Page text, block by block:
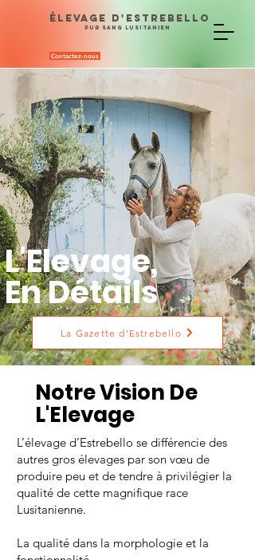
ÉLEVAGE D'ESTREBELLO
PUR SANG LUSITANIEN
Contactez-nous
L'Elevage,
En Détails
La Gazette d'Estrebello
Notre Vision De
L'Elevage
L’élevage d’Estrebello se différencie des
autres gros élevages par son vœu de
produire peu et de tendre à privilégier la
qualité de cette magnifique race
Lusitanienne.
La qualité dans la morphologie et la